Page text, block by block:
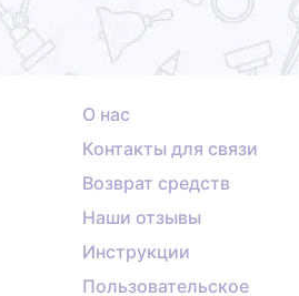
О нас
Контакты для связи
Возврат средств
Наши отзывы
Инструкции
Пользовательское